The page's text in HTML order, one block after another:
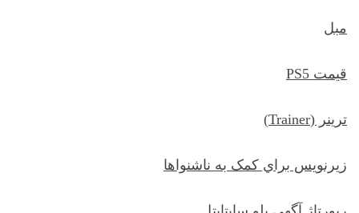
مبل
قیمت PS5
ترينر (Trainer)
زيرنويس براي کمک به ناشنواها